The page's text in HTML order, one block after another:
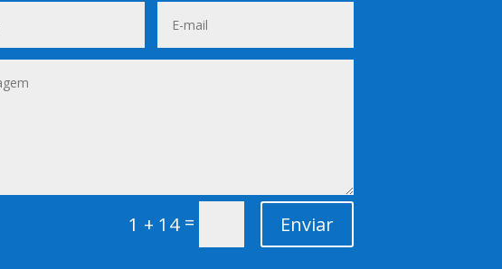
1 + 14= Enviar